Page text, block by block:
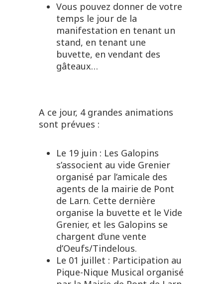
Vous pouvez donner de votre
temps le jour de la
manifestation en tenant un
stand, en tenant une
buvette, en vendant des
gâteaux…
A ce jour, 4 grandes animations
sont prévues :
Le 19 juin : Les Galopins
s’associent au vide Grenier
organisé par l’amicale des
agents de la mairie de Pont
de Larn. Cette dernière
organise la buvette et le Vide
Grenier, et les Galopins se
chargent d’une vente
d’Oeufs/Tindelous.
Le 01 juillet : Participation au
Pique-Nique Musical organisé